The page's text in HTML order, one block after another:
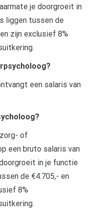
je doorgroeit in
liggen tussen de
zijn exclusief 8%
een salaris van
of
een bruto salaris van
in je functie
de €4.705,- en
8%